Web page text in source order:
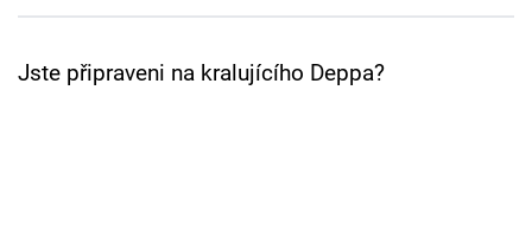
Přihlášení
Jste připraveni na kralujícího Deppa?